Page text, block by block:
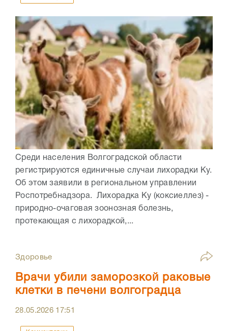
Среди населения Волгоградской области
регистрируются единичные случаи лихорадки Ку.
Об этом заявили в региональном управлении
Роспотребнадзора. Лихорадка Ку (коксиеллез) -
природно-очаговая зоонозная болезнь,
протекающая с лихорадкой,...
Здоровье
Врачи убили заморозкой раковые
клетки в печени волгоградца
28.05.2026 17:51